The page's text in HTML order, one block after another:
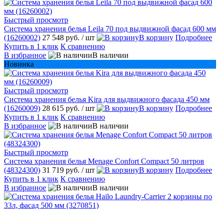
Быстрый просмотр
Система хранения белья Leila 70 под выдвижной фасад 600 мм
(16260002) 27 548 руб. / шт В корзину Подробнее
Купить в 1 клик К сравнению
В избранное
В наличии
Новинка
Быстрый просмотр
Система хранения белья Kira для выдвижного фасада 450 мм
(16260009) 28 615 руб. / шт В корзину Подробнее
Купить в 1 клик К сравнению
В избранное
В наличии
Быстрый просмотр
Система хранения белья Menage Confort Compact 50 литров
(48324300) 31 719 руб. / шт В корзину Подробнее
Купить в 1 клик К сравнению
В избранное
В наличии